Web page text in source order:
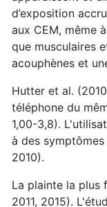
d’exposition
aux CEM, même
que musculaires
acouphènes et
Hutter et al.
téléphone du
1,00-3,8).
à des
2010).
La plainte la plus
2011, 2015).